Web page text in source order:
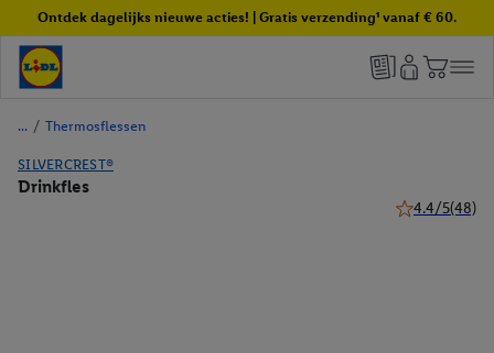
Ontdek dagelijks nieuwe acties! | Gratis verzending¹ vanaf € 60.
/ Thermosflessen
SILVERCREST®
Drinkfles
4.4/5(48)